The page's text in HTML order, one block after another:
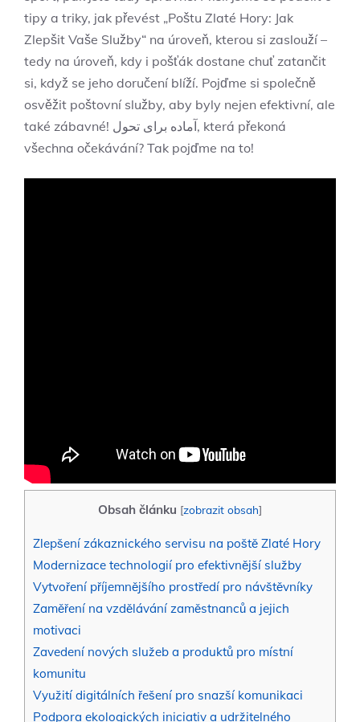
tipy a triky, jak převést „Poštu Zlaté Hory: Jak
Zlepšit Vaše Služby“ na úroveň, kterou si zaslouží –
tedy na úroveň, kdy i pošťák dostane chuť zatančit
si, když se jeho doručení blíží. Pojďme si společně
osvěžit poštovní služby, aby byly nejen efektivní, ale
také zábavné! آماده برای تحول, která překoná
všechna očekávání? Tak pojďme na to!
Obsah článku [zobrazit obsah]
Zlepšení zákaznického servisu na poště Zlaté Hory
Modernizace technologií pro efektivnější služby
Vytvoření příjemnějšího prostředí pro návštěvníky
Zaměření na vzdělávání zaměstnanců a jejich
motivaci
Zavedení nových služeb a produktů pro místní
komunitu
Využití digitálních řešení pro snazší komunikaci
Podpora ekologických iniciativ a udržitelného